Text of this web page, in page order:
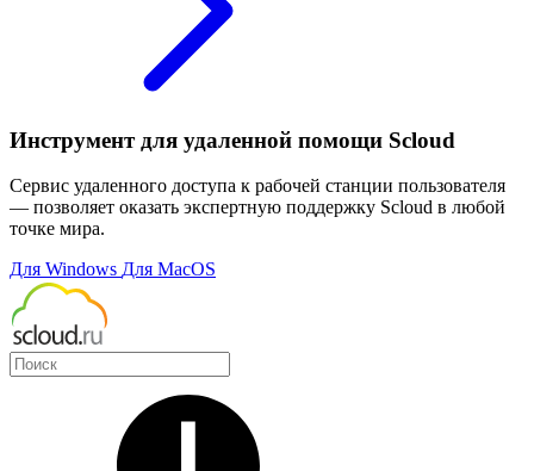
Инструмент для удаленной помощи Scloud
Сервис удаленного доступа к рабочей станции пользователя
— позволяет оказать экспертную поддержку Scloud в любой
точке мира.
Для Windows Для MacOS